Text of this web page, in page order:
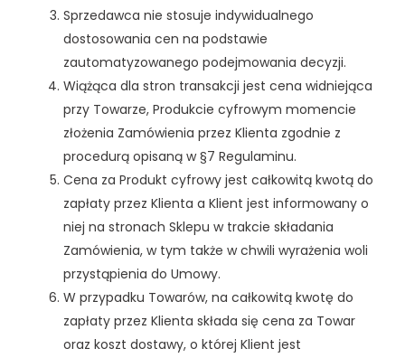
Sprzedawca nie stosuje indywidualnego
dostosowania cen na podstawie
zautomatyzowanego podejmowania decyzji.
Wiążąca dla stron transakcji jest cena widniejąca
przy Towarze, Produkcie cyfrowym momencie
złożenia Zamówienia przez Klienta zgodnie z
procedurą opisaną w §7 Regulaminu.
Cena za Produkt cyfrowy jest całkowitą kwotą do
zapłaty przez Klienta a Klient jest informowany o
niej na stronach Sklepu w trakcie składania
Zamówienia, w tym także w chwili wyrażenia woli
przystąpienia do Umowy.
W przypadku Towarów, na całkowitą kwotę do
zapłaty przez Klienta składa się cena za Towar
oraz koszt dostawy, o której Klient jest